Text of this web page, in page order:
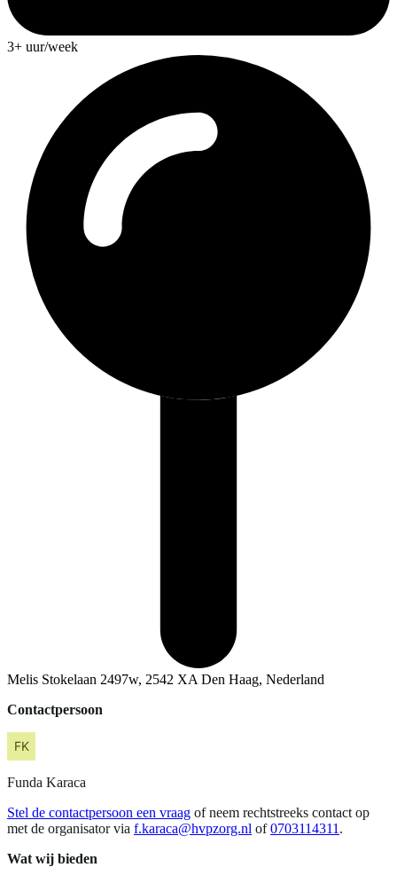
3+ uur/week
Melis Stokelaan 2497w, 2542 XA Den Haag, Nederland
Contactpersoon
Funda Karaca
Stel de contactpersoon een vraag of neem rechtstreeks contact op
met de organisator via f.karaca@hvpzorg.nl of 0703114311 .
Wat wij bieden